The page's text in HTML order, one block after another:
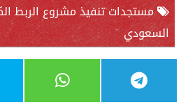
مستجدات تنفيذ مشروع الربط
السعودي